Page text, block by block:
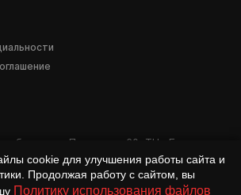
ул. Писарева, 60 ТЦ «Баzа»
Meta Inc. и её продуктов Instagram, Facebook и др.
в России экстремистской и запрещена.
cookie для улучшения работы сайта и
Продолжая работу с сайтом, вы
Политику использования файлов